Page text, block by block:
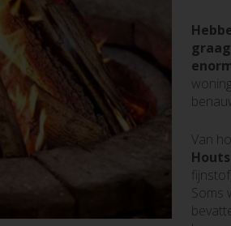
Van
Soms